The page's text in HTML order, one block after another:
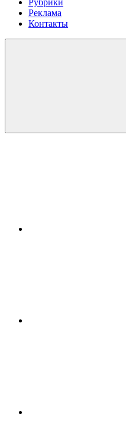
Реклама
Контакты